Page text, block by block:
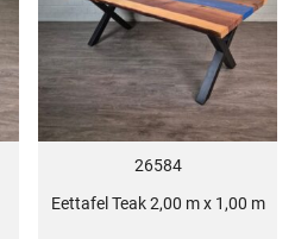
26584
Eettafel Teak 2,00 m x 1,00 m